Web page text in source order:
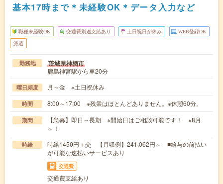
基本17時まで＊未経験OK＊データ入力など
職種未経験OK 交通費別途支給あり 土日祝日が休み WEB登録OK
派遣
勤務地 茨城県神栖市
鹿島神宮駅から車20分
曜日頻度 月～金 ※土日祝休み
時間 8:00～17:00 ※残業はほとんどありません。※休憩60分。
期間
【急募】即日～長期 ※開始日はご相談可能です！ ※8月
～！
時給
時給1450円＋交 【月収例】241,062円～ ■給与の前払い
が可能な速払いサービスあり
交通費
交通費支給あり